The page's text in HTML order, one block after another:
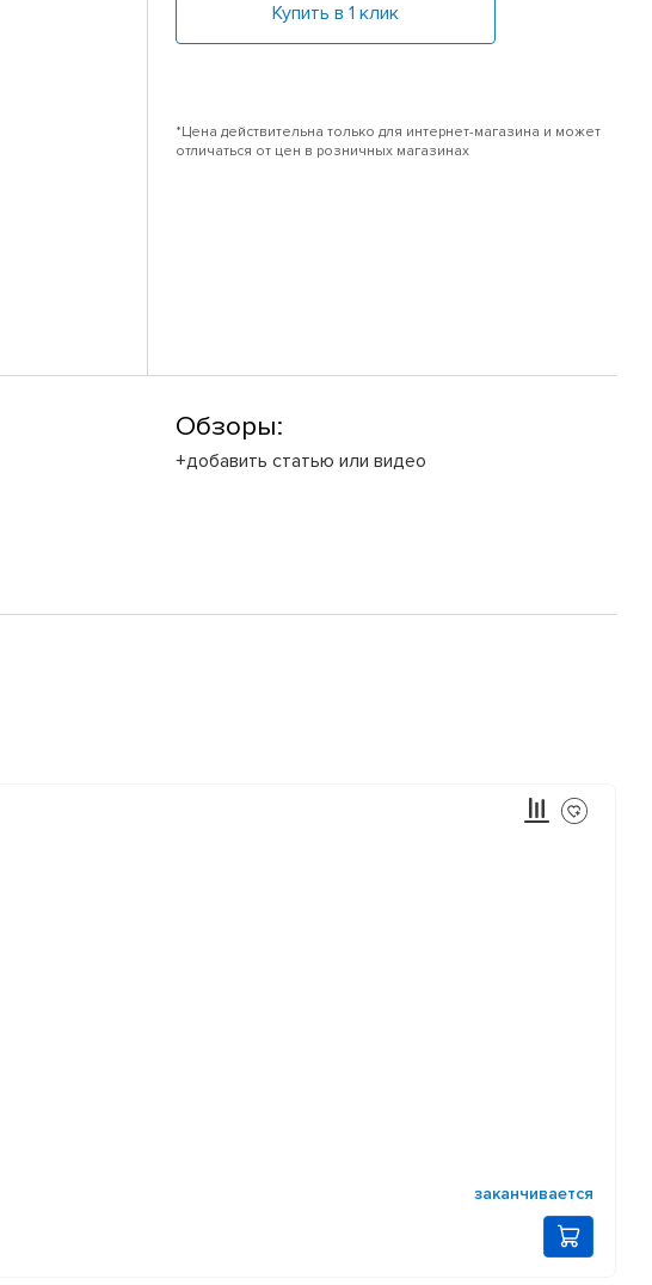
Купить в 1 клик
*Цена действительна только для интернет-магазина и может
отличаться от цен в розничных магазинах
Обзоры:
+добавить статью или видео
заканчивается